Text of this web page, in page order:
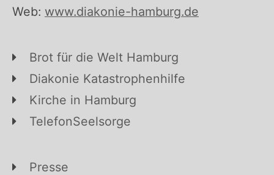
Web: www.diakonie-hamburg.de
Brot für die Welt Hamburg
Diakonie Katastrophenhilfe
Kirche in Hamburg
TelefonSeelsorge
Presse